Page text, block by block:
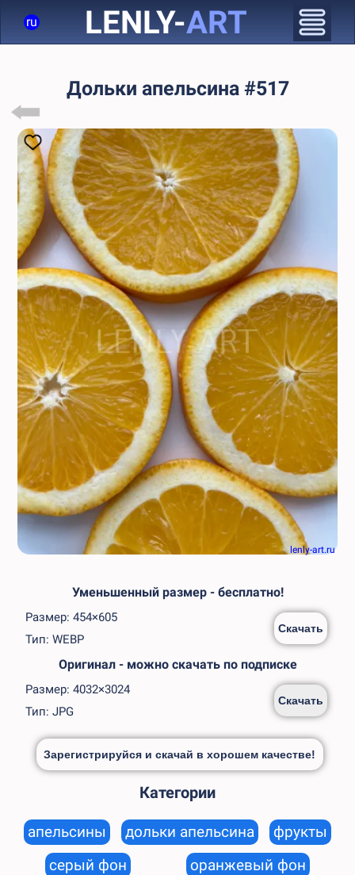
ru LENLY-ART
Дольки апельсина #517
lenly-art.ru
Уменьшенный размер - бесплатно!
Размер: 454×605
Тип: WEBP
Скачать
Оригинал - можно скачать по подписке
Размер: 4032×3024
Тип: JPG
Скачать
Зарегистрируйся и скачай в хорошем качестве!
Категории
апельсины дольки апельсина
фрукты
серый фон
оранжевый фон